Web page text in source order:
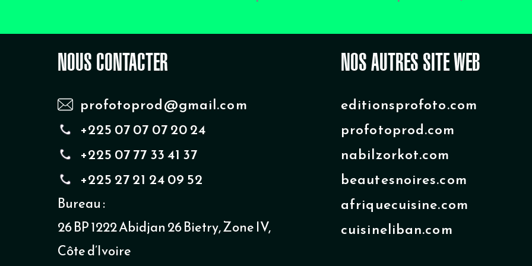
NOUS CONTACTER
profotoprod@gmail.com
+225 07 07 07 20 24
+225 07 77 33 41 37
+225 27 21 24 09 52
Bureau :
26 BP 1222 Abidjan 26 Bietry, Zone IV,
Côte d’Ivoire
NOS AUTRES SITE WEB
editionsprofoto.com
profotoprod.com
nabilzorkot.com
beautesnoires.com
afriquecuisine.com
cuisineliban.com